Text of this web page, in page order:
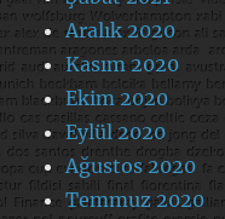
Aralık 2020
Kasım 2020
Ekim 2020
Eylül 2020
Ağustos 2020
Temmuz 2020